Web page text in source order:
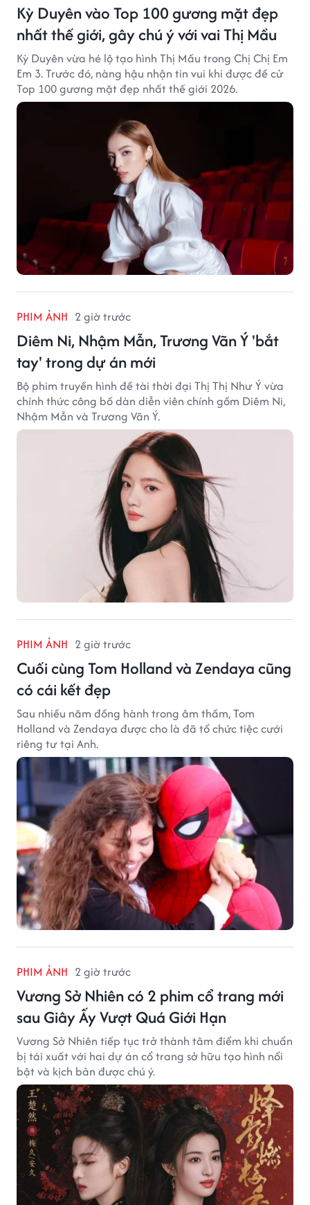
Kỳ Duyên vào Top 100 gương mặt đẹp
nhất thế giới, gây chú ý với vai Thị Mầu
Kỳ Duyên vừa hé lộ tạo hình Thị Mầu trong Chị Chị Em
Em 3. Trước đó, nàng hậu nhận tin vui khi được đề cử
Top 100 gương mặt đẹp nhất thế giới 2026.
PHIM ẢNH 2 giờ trước
Diêm Ni, Nhậm Mẫn, Trương Vãn Ý 'bắt
tay' trong dự án mới
Bộ phim truyền hình đề tài thời đại Thị Thị Như Ý vừa
chính thức công bố dàn diễn viên chính gồm Diêm Ni,
Nhậm Mẫn và Trương Vãn Ý.
PHIM ẢNH 2 giờ trước
Cuối cùng Tom Holland và Zendaya cũng
có cái kết đẹp
Sau nhiều năm đồng hành trong âm thầm, Tom
Holland và Zendaya được cho là đã tổ chức tiệc cưới
riêng tư tại Anh.
PHIM ẢNH 2 giờ trước
Vương Sở Nhiên có 2 phim cổ trang mới
sau Giây Ấy Vượt Quá Giới Hạn
Vương Sở Nhiên tiếp tục trở thành tâm điểm khi chuẩn
bị tái xuất với hai dự án cổ trang sở hữu tạo hình nổi
bật và kịch bản được chú ý.